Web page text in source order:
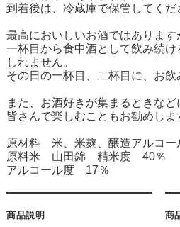
到着後は、冷蔵庫で保管してくだ
最高においしいお酒ではあります
一杯目から食中酒として飲み続
しれません。
その日の一杯目、二杯目に、お飲
また、お酒好きが集まるときなど
皆さんで楽しむこともお勧めしま
原材料 米、米麹、醸造アルコー
原料米 山田錦 精米度 40％
アルコール度 17％
商品説明 商